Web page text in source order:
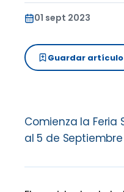
01 sept 2023
Guardar artículo
Comienza la
al 5 de Septiembre